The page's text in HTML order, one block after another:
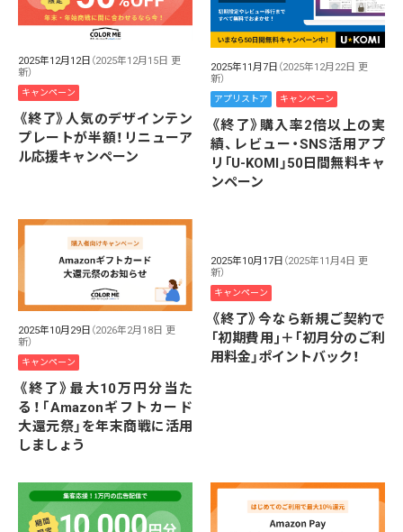
2025年12月12日 （2025年12月15日 更
新）
キャンペーン
《終了》人気のデザインテン
プレートが半額！リニューア
ル応援キャンペーン
2025年11月7日 （2025年12月22日 更
新）
アプリストア キャンペーン
《終了》購入率2倍以上の実
績、レビュー・SNS活用アプ
リ「U-KOMI」50日間無料キャ
ンペーン
2025年10月29日 （2026年2月18日 更
新）
キャンペーン
《終了》最大10万円分当た
る！「Amazonギフトカード
大還元祭」を年末商戦に活用
しましょう
2025年10月17日 （2025年11月4日 更
新）
キャンペーン
《終了》今なら新規ご契約で
「初期費用｣＋｢初月分のご利
用料金」ポイントバック！